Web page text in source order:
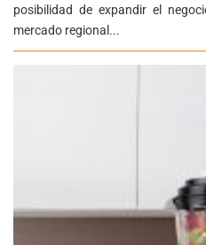
posibilidad de expandir el
mercado regional...